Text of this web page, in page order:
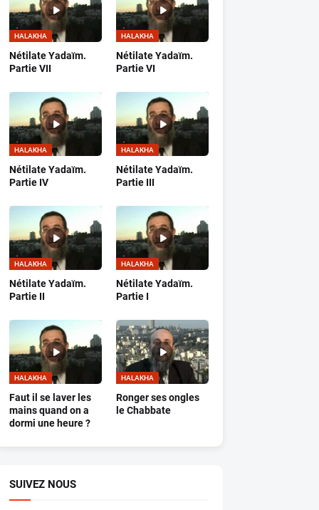
HALAKHA
Nétilate Yadaïm.
Partie VII
HALAKHA
Nétilate Yadaïm.
Partie VI
HALAKHA
Nétilate Yadaïm.
Partie IV
HALAKHA
Nétilate Yadaïm.
Partie III
HALAKHA
Nétilate Yadaïm.
Partie II
HALAKHA
Nétilate Yadaïm.
Partie I
HALAKHA
Faut il se laver les
mains quand on a
dormi une heure ?
HALAKHA
Ronger ses ongles
le Chabbate
SUIVEZ NOUS